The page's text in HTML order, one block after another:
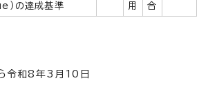
）の達成基準
用
合
令和8年3月10日